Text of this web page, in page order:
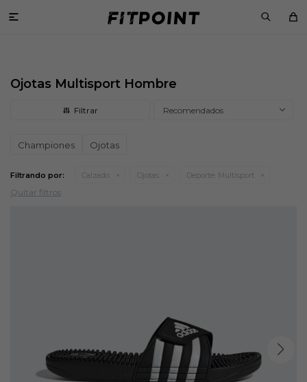

Ojotas Multisport Hombre
Recomendados
Championes Ojotas
Filtrando por: Calzado Ojotas Deporte: Multisport
Quitar filtros